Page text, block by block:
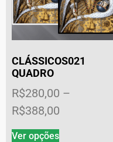
CLÁSSICOS021
QUADRO
R$280,00 –
R$388,00
Ver opções